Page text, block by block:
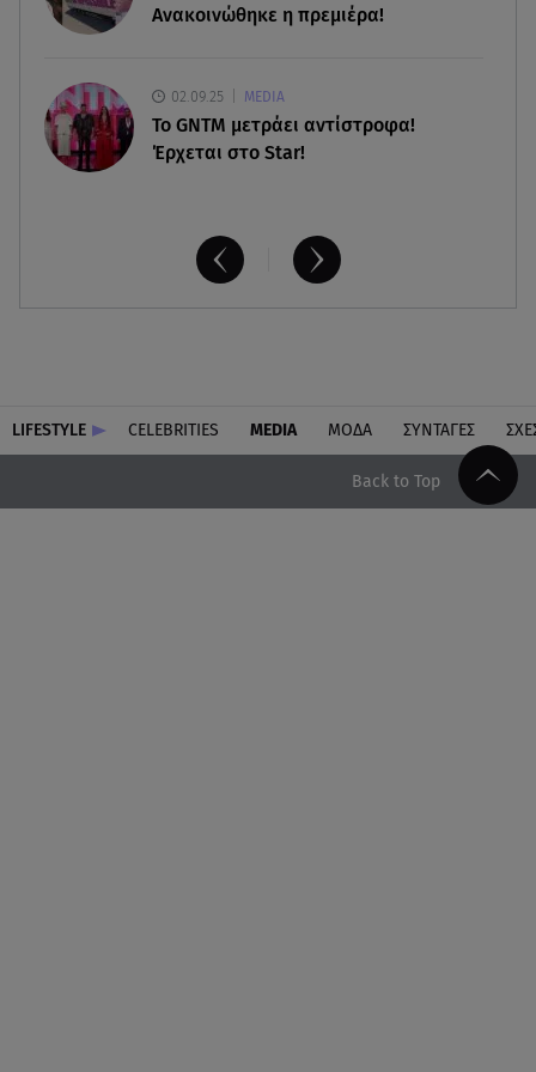
Ανακοινώθηκε η πρεμιέρα!
02.09.25 MEDIA
Το GNTM μετράει αντίστροφα!
Έρχεται στο Star!
LIFESTYLE CELEBRITIES MEDIA ΜΟΔΑ ΣΥΝΤΑΓΕΣ
Back to Top